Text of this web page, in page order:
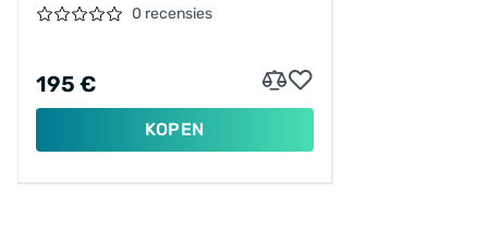
0 recensies
195 €
KOPEN